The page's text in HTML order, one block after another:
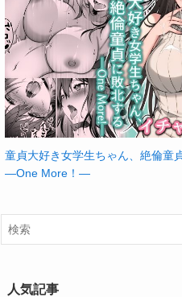
童貞大好き女学生ちゃん、絶倫童
―One More！―
人気記事